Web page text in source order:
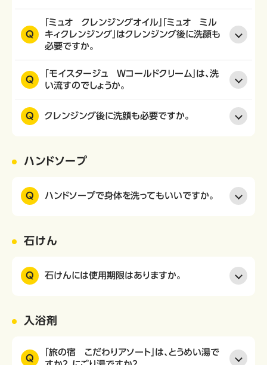
Q
「ミュオ クレンジングオイル」「ミュオ ミル
キィクレンジング」はクレンジング後に洗顔も
必要ですか。
Q
「モイスタージュ Ｗコールドクリーム」は、洗
い流すのでしょうか。
Q クレンジング後に洗顔も必要ですか。
ハンドソープ
Q ハンドソープで身体を洗ってもいいですか。
石けん
Q 石けんには使用期限はありますか。
入浴剤
Q
「旅の宿 こだわりアソート」は、とうめい湯で